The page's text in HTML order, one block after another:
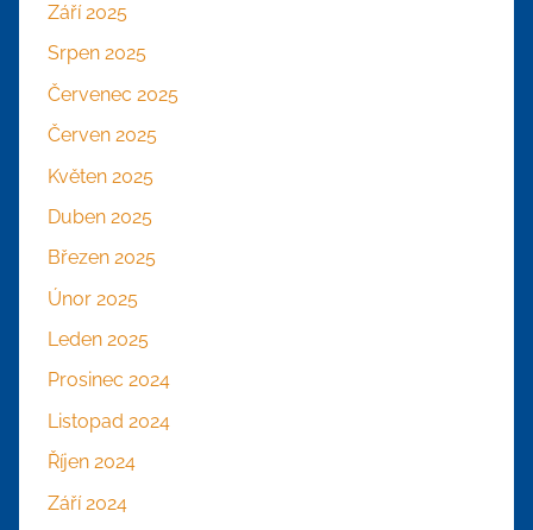
Září 2025
Srpen 2025
Červenec 2025
Červen 2025
Květen 2025
Duben 2025
Březen 2025
Únor 2025
Leden 2025
Prosinec 2024
Listopad 2024
Říjen 2024
Září 2024